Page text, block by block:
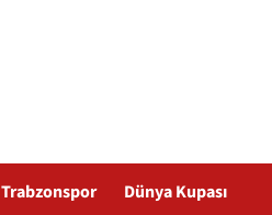
Trabzonspor Dünya Kupası